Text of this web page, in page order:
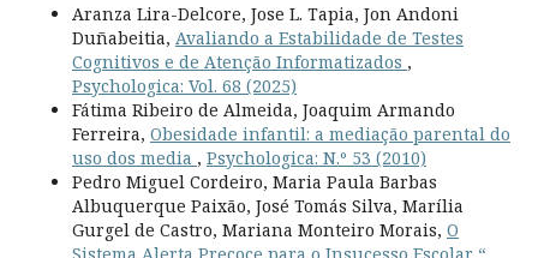
Aranza Lira-Delcore, Jose L. Tapia, Jon Andoni
Duñabeitia, Avaliando a Estabilidade de Testes
Cognitivos e de Atenção Informatizados ,
Psychologica: Vol. 68 (2025)
Fátima Ribeiro de Almeida, Joaquim Armando
Ferreira, Obesidade infantil: a mediação parental do
uso dos media , Psychologica: N.º 53 (2010)
Pedro Miguel Cordeiro, Maria Paula Barbas
Albuquerque Paixão, José Tomás Silva, Marília
Gurgel de Castro, Mariana Monteiro Morais, O